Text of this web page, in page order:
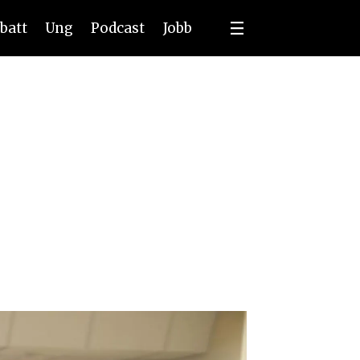
Ung Podcast Jobb